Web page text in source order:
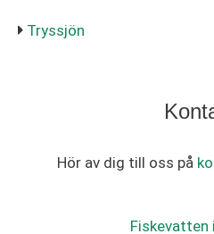
Tryssjön
Hör av dig till oss på
Fiskevatten